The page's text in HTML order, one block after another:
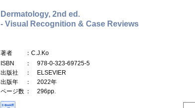
Dermatology, 2nd ed.
- Visual Recognition & Case Reviews
著者
：C.J.Ko
ISBN
： 978-0-323-69725-5
出版社
： ELSEVIER
出版年
： 2022年
ページ数 ： 296pp.